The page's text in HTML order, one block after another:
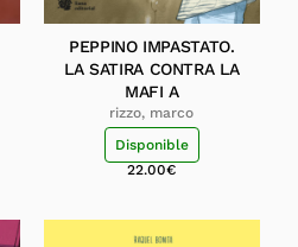
PEPPINO IMPASTATO.
LA SATIRA CONTRA LA
MAFI A
rizzo, marco
Disponible
22.00€